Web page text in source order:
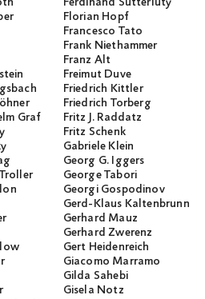
Florian Hopf
Francesco Tato
Frank Niethammer
Franz Alt
Freimut Duve
Friedrich Kittler
Friedrich Torberg
Graf
Fritz J. Raddatz
Fritz Schenk
Gabriele Klein
Georg G. Iggers
George Tabori
Georgi Gospodinov
Gerd-Klaus Kaltenbrunner
Gerhard Mauz
Gerhard Zwerenz
Gert Heidenreich
Giacomo Marramo
Gilda Sahebi
Gisela Notz